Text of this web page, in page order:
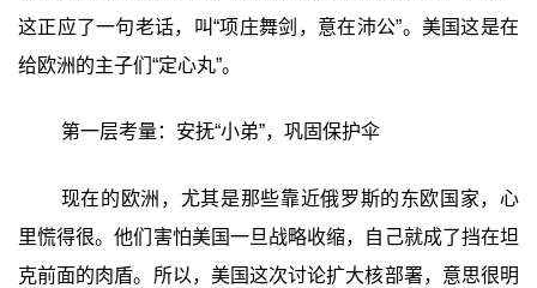
这正应了一句老话，叫“项庄舞剑，意在沛公”。美国这是在
给欧洲的主子们“定心丸”。
第一层考量：安抚“小弟”，巩固保护伞
现在的欧洲，尤其是那些靠近俄罗斯的东欧国家，心
里慌得很。他们害怕美国一旦战略收缩，自己就成了挡在坦
克前面的肉盾。所以，美国这次讨论扩大核部署，意思很明